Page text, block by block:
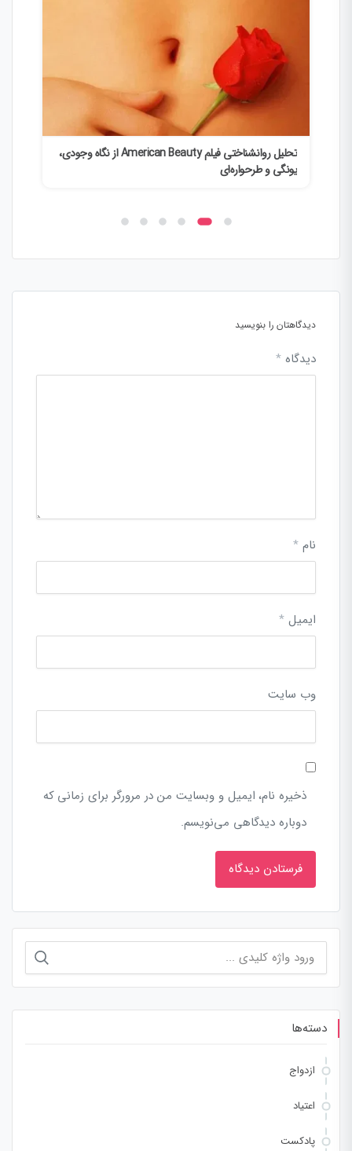
تحلیل روانشناختی فیلم American Beauty از نگاه وجودی،
یونگی و طرحواره‌ای
دیدگاهتان را بنویسید
دیدگاه *
نام *
ایمیل *
وب‌ سایت
ذخیره نام، ایمیل و وبسایت من در مرورگر برای زمانی که
دوباره دیدگاهی می‌نویسم.
جستجو
برای:
دسته‌ها
ازدواج
اعتیاد
پادکست